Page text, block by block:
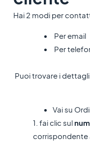
Hai 2 modi per
Per email
Per
Puoi trovare i
Vai su
1. fai clic sul
corrispondente